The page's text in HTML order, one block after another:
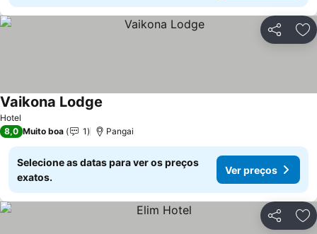
Partilhar
Hotel
Vaikona Lodge
8,0 Muito boa 1 Pangai
Selecione as datas para ver os preços
exatos.
Ver preços
Partilhar